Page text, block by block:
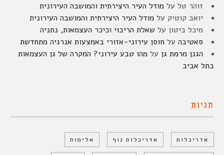
זוהר טל על מודל העיר היצירתית והמושבה העירונית
יואב קוטיק על מודל העיר היצירתית והמושבה העירונית
מיכל ביטון על שאלת הריבוי וכיכר העצמאות, נתניה
סאטיבה על חוסן עירוני-אזורי באמצעות אנרגיה מתחדשת
הגנן מרמת גן על מהו טבע עירוני? המקרה של גן העצמאות
בתל אביב
תגיות
אדריכלות אדריכלות נוף אלימות